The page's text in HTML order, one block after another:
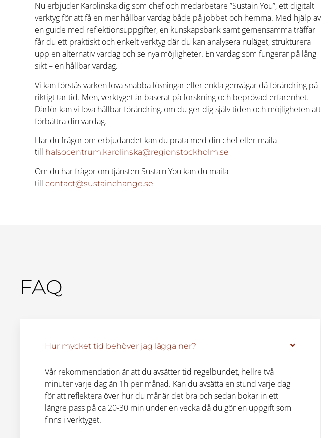
Nu erbjuder Karolinska dig som chef och medarbetare ”Sustain You”, ett digitalt
verktyg för att få en mer hållbar vardag både på jobbet och hemma. Med hjälp av
en guide med reflektionsuppgifter, en kunskapsbank samt gemensamma träffar
får du ett praktiskt och enkelt verktyg där du kan analysera nuläget, strukturera
upp en alternativ vardag och se nya möjligheter. En vardag som fungerar på lång
sikt – en hållbar vardag.
Vi kan förstås varken lova snabba lösningar eller enkla genvägar då förändring på
riktigt tar tid. Men, verktyget är baserat på forskning och beprövad erfarenhet.
Därför kan vi lova hållbar förändring, om du ger dig själv tiden och möjligheten att
förbättra din vardag.
Har du frågor om erbjudandet kan du prata med din chef eller maila
till halsocentrum.karolinska@regionstockholm.se
Om du har frågor om tjänsten Sustain You kan du maila
till contact@sustainchange.se
FAQ
Hur mycket tid behöver jag lägga ner?
Vår rekommendation är att du avsätter tid regelbundet, hellre två
minuter varje dag än 1h per månad. Kan du avsätta en stund varje dag
för att reflektera över hur du mår är det bra och sedan bokar in ett
längre pass på ca 20-30 min under en vecka då du gör en uppgift som
finns i verktyget.